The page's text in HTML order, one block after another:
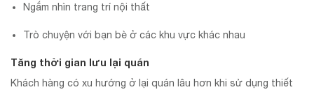
Ngắm nhìn trang trí nội thất
Trò chuyện với bạn bè ở các khu vực khác nhau
Tăng thời gian lưu lại quán
Khách hàng có xu hướng ở lại quán lâu hơn khi sử dụng thiết